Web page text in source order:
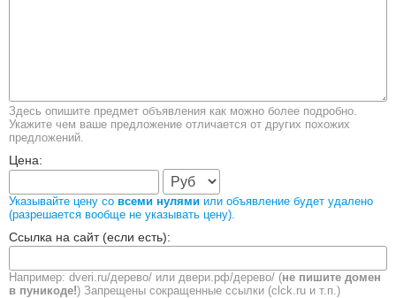
Здесь опишите предмет объявления как можно более подробно.
Укажите чем ваше предложение отличается от других похожих
предложений.
Цена:
Указывайте цену со всеми нулями или объявление будет удалено
(разрешается вообще не указывать цену).
Ссылка на сайт (если есть):
Например: dveri.ru/дерево/ или двери.рф/дерево/ (не пишите домен
в пуникоде!) Запрещены сокращенные ссылки (clck.ru и т.п.)